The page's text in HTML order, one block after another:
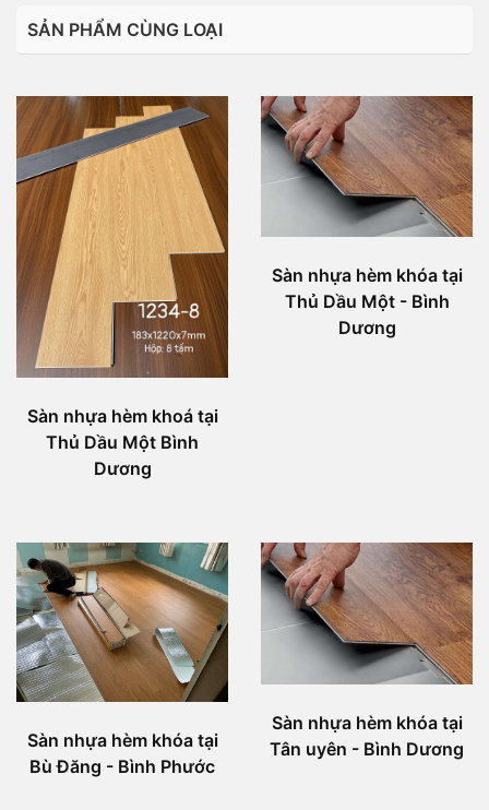
SẢN PHẨM CÙNG LOẠI
Sàn nhựa hèm khoá tại
Thủ Dầu Một Bình
Dương
Sàn nhựa hèm khóa tại
Thủ Dầu Một - Bình
Dương
Sàn nhựa hèm khóa tại
Bù Đăng - Bình Phước
Sàn nhựa hèm khóa tại
Tân uyên - Bình Dương